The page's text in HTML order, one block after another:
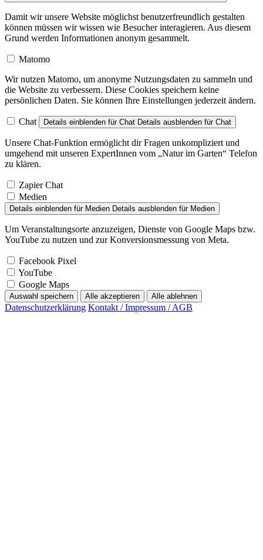
Damit wir unsere Website möglichst benutzerfreundlich gestalten
können müssen wir wissen wie Besucher interagieren. Aus diesem
Grund werden Informationen anonym gesammelt.
die Website zu verbessern. Diese Cookies speichern keine
persönlichen Daten. Sie können Ihre Einstellungen jederzeit ändern.
Unsere Chat-Funktion ermöglicht dir Fragen unkompliziert und
umgehend mit unseren ExpertInnen vom „Natur im Garten“ Telefon
zu klären.
Medien
Details einblenden
Um Veranstaltungsorte anzuzeigen, Dienste von Google Maps bzw.
YouTube zu nutzen und zur Konversionsmessung von Meta.
YouTube
Google Maps
Auswahl speichern
Datenschutzerklärung Kontakt / Impressum / AGB